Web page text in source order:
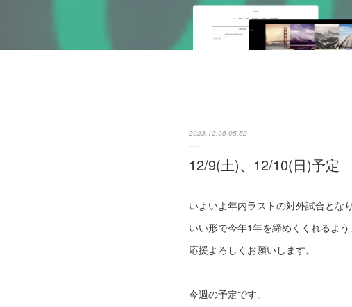
2023.12.05 05:52
12/9(土)、12/10(日)予定
いよいよ年内ラストの対外試合とな
いい形で今年1年を締めくくれるよう
応援よろしくお願いします。
今週の予定です。